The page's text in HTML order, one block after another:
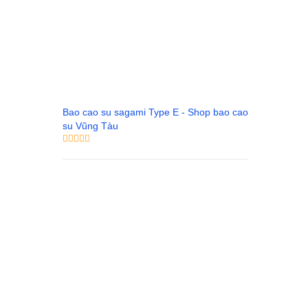
Bao cao su sagami Type E - Shop bao cao
su Vũng Tàu